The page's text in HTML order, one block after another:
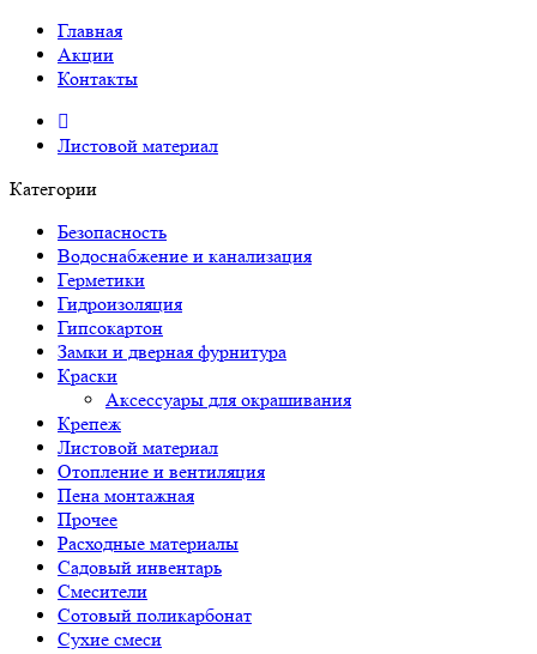
Главная
Акции
Контакты
Листовой материал
Категории
Безопасность
Водоснабжение и канализация
Герметики
Гидроизоляция
Гипсокартон
Замки и дверная фурнитура
Краски
Аксессуары для окрашивания
Крепеж
Листовой материал
Отопление и вентиляция
Пена монтажная
Прочее
Расходные материалы
Садовый инвентарь
Смесители
Сотовый поликарбонат
Сухие смеси